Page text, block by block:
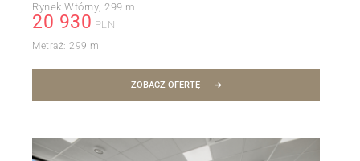
Rynek Wtórny 299 m
20 930 PLN
Metraż: 299 m
ZOBACZ OFERTĘ